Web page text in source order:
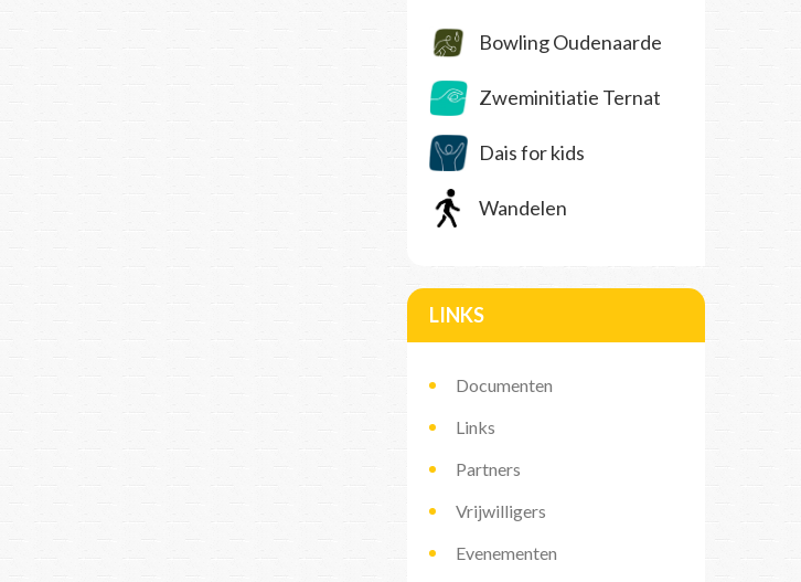
Bowling Oudenaarde
Zweminitiatie Ternat
Dais for kids
Wandelen
LINKS
Documenten
Links
Partners
Vrijwilligers
Evenementen